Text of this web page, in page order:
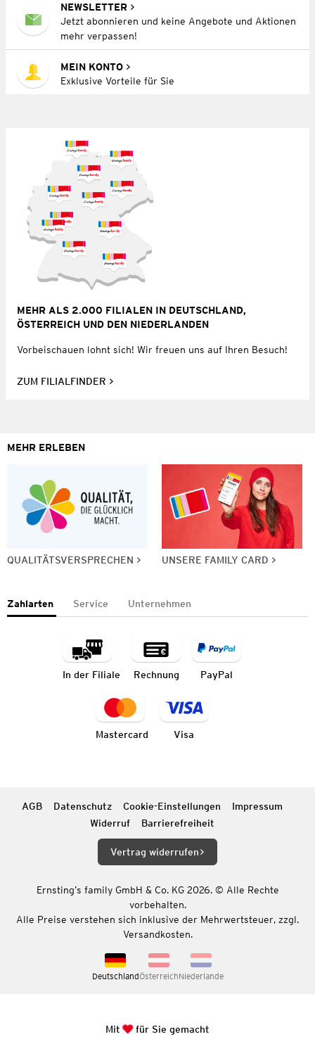
NEWSLETTER
Jetzt abonnieren und keine Angebote und Aktionen
mehr verpassen!
MEIN KONTO
Exklusive Vorteile für Sie
MEHR ALS 2.000 FILIALEN IN DEUTSCHLAND,
ÖSTERREICH UND DEN NIEDERLANDEN
Vorbeischauen lohnt sich! Wir freuen uns auf Ihren Besuch!
ZUM FILIALFINDER
MEHR ERLEBEN
QUALITÄTSVERSPRECHEN UNSERE FAMILY CARD
Zahlarten Service Unternehmen
In der Filiale Rechnung PayPal
Mastercard Visa
AGB Datenschutz Cookie-Einstellungen
Impressum
Widerruf
Barrierefreiheit
Vertrag widerrufen
Ernsting’s family GmbH & Co. KG 2026. © Alle Rechte
vorbehalten.
Alle Preise verstehen sich inklusive der Mehrwertsteuer, zzgl.
Versandkosten.
DeutschlandÖsterreichNiederlande
Mit für Sie gemacht